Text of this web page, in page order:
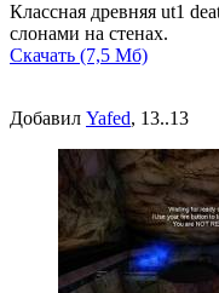
Классная древняя ut1
слонами на стенах.
Скачать (7,5 Мб)
Добавил Yafed, 13..13